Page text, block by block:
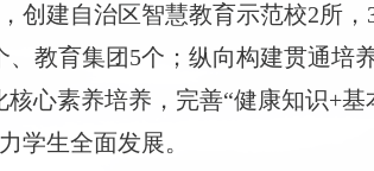
创建自治区智慧教育示范校2所
、教育集团5个；纵向构建贯通培
核心素养培养，完善“健康知识+
学生全面发展。